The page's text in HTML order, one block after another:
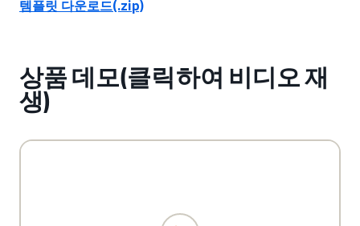
템플릿 다운로드(.zip)
상품 데모(클릭하여 비디오 재
생)